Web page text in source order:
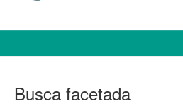
Busca facetada